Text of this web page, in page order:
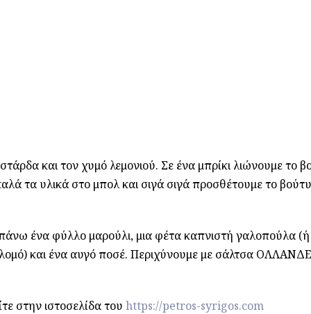
και τον χυμό λεμονιού. Σε ένα μπρίκι λιώνουμε το
τα υλικά στο μπολ και σιγά σιγά προσθέτουμε το
ένα φύλλο μαρούλι, μια φέτα καπνιστή γαλοπούλα
και ένα αυγό ποσέ. Περιχύνουμε με σάλτσα
στην ιστοσελίδα του https://petros-syrigos.com